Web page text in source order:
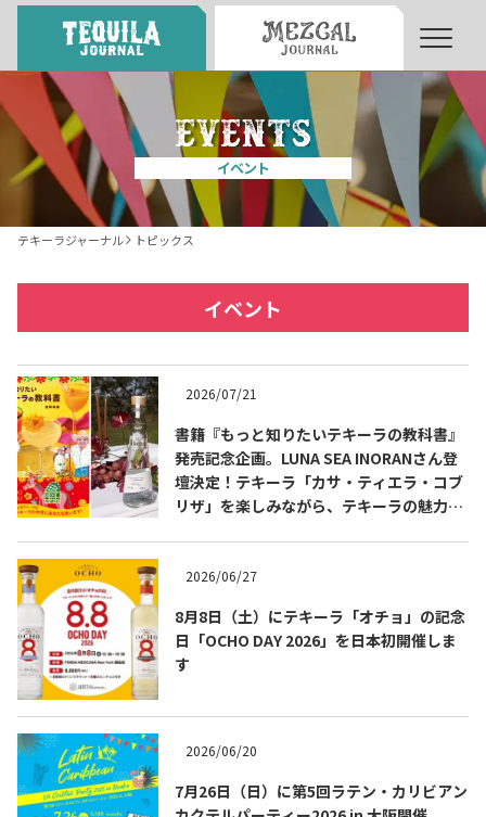
About About Tequila Journal
テキーラとは What’s Tequila
テキーラマーケット
テキーラの飲み方 How to Drink Tequila
メキシコ料理 Cuisines of Mexico
メキシコ旅行
メキシコの記念日
イベント
テキーラジャーナル トピックス
イベント
2026/07/21
書籍『もっと知りたいテキーラの教科書』
発売記念企画。LUNA SEA INORANさん登
壇決定！テキーラ「カサ・ティエラ・コブ
リザ」を楽しみながら、テキーラの魅力を
っと知りたいテキーラの教科書』発売記念
2026/06/27
8月8日（土）にテキーラ「オチョ」の記念
日「OCHO DAY 2026」を日本初開催しま
す
2026/06/20
7月26日（日）に第5回ラテン・カリビアン